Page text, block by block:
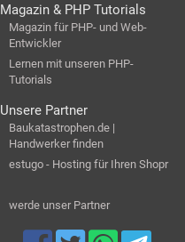
Magazin & PHP Tutorials
Magazin für PHP- und Web-
Entwickler
Lernen mit unseren PHP-
Tutorials
Unsere Partner
Baukatastrophen.de |
Handwerker finden
estugo - Hosting für Ihren Shopr
werde unser Partner